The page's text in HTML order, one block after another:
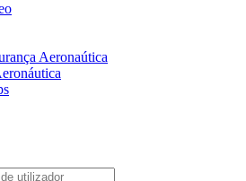
Aeronaútica